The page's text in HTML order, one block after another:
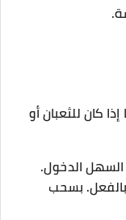
كان للثعبان أو
السهل الدخول.
بسحب